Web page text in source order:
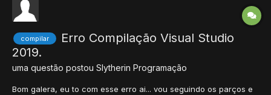
compilar
Erro Compilação Visual Studio
2019.
uma questão postou Slytherin Programação
Bom galera, eu to com esse erro ai... vou seguindo os parços e